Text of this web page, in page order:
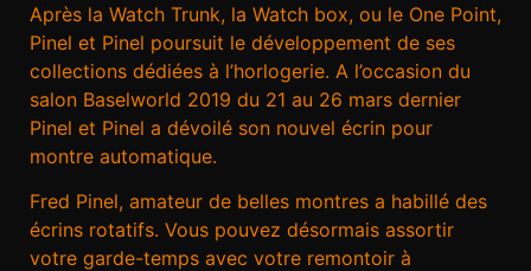
Après la Watch Trunk, la Watch box, ou le One Point,
Pinel et Pinel poursuit le développement de ses
collections dédiées à l’horlogerie. A l’occasion du
salon Baselworld 2019 du 21 au 26 mars dernier
Pinel et Pinel a dévoilé son nouvel écrin pour
montre automatique.
Fred Pinel, amateur de belles montres a habillé des
écrins rotatifs. Vous pouvez désormais assortir
votre garde-temps avec votre remontoir à